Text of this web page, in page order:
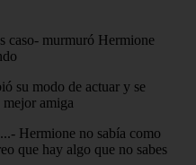
caso- murmuró Hermione
su modo de actuar y se
amiga
Hermione no sabía como
que hay algo que no sabes